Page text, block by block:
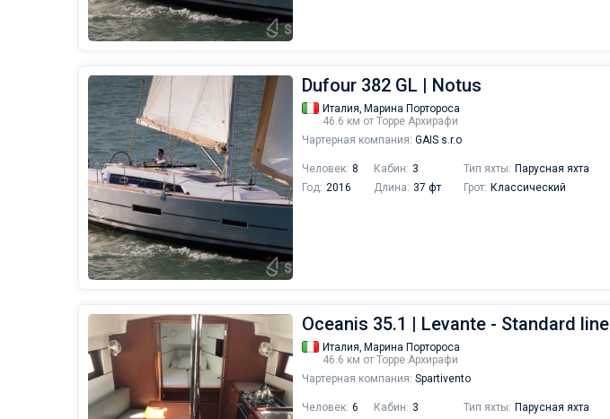
Dufour 382 GL | Notus
Италия, Марина Портороса
46.6 км от Торре Архирафи
Чартерная компания: GAIS s.r.o
Человек: 8 Кабин: 3 Тип яхты: Парусная яхта
Год: 2016 Длина: 37 фт Грот: Классический
Oceanis 35.1 | Levante - Standard line
Италия, Марина Портороса
46.6 км от Торре Архирафи
Чартерная компания: Spartivento
Человек: 6 Кабин: 3 Тип яхты: Парусная яхта